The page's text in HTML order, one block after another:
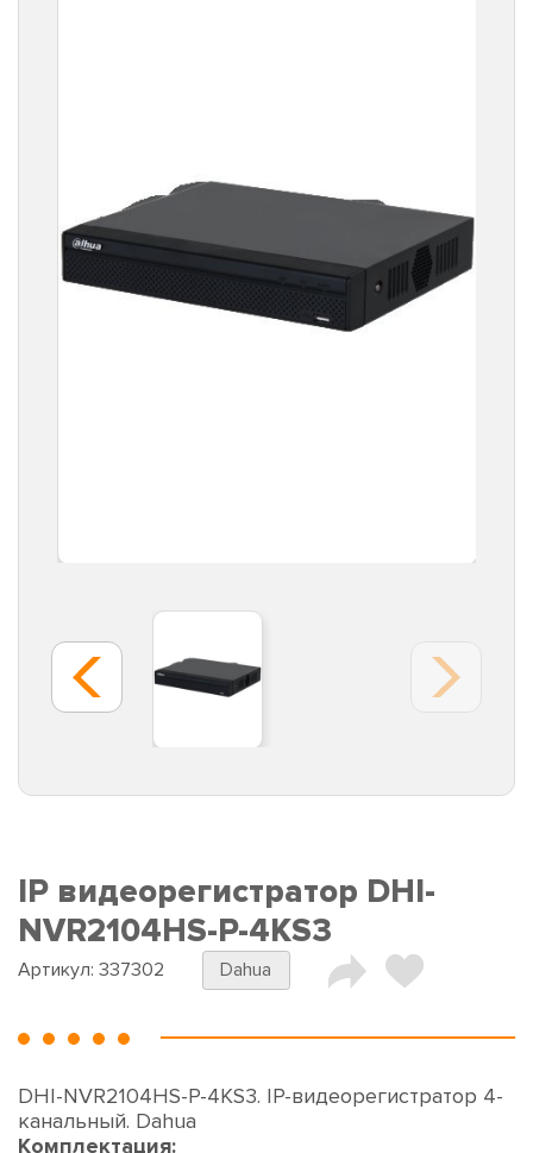
IP видеорегистратор DHI-
NVR2104HS-P-4KS3
Артикул: 337302 Dahua
DHI-NVR2104HS-P-4KS3. IP-видеорегистратор 4-
канальный. Dahua
Комплектация: